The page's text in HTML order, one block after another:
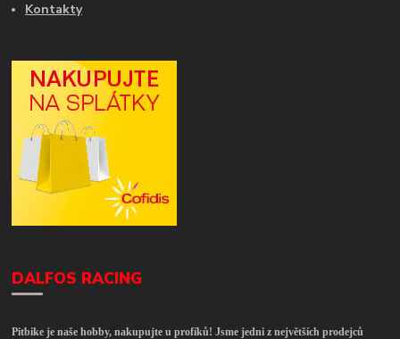
Kontakty
DALFOS RACING
Pitbike je naše hobby, nakupujte u profíků! Jsme jedni z největších prodejců